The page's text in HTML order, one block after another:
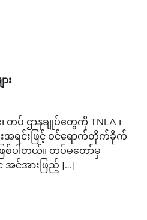
း
တပ် ဌာနချုပ်တွေကို TNLA ၊
းအရင်းဖြင့် ဝင်ရောက်တိုက်ခိုက်
ြစ်ပါတယ်။ တပ်မတော်မှ
အင်အားဖြည့် […]